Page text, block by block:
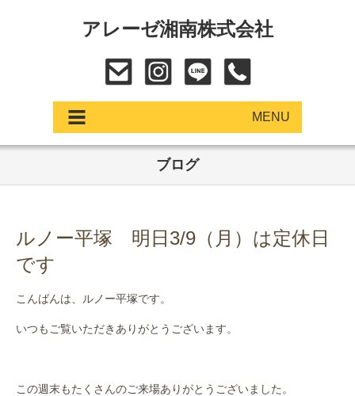
アレーゼ湘南株式会社
MENU
中古車
サービス
ブログ
ルノー平塚 明日3/9（月）は定休日
です
こんばんは、ルノー平塚です。
いつもご覧いただきありがとうございます。
この週末もたくさんのご来場ありがとうございました。